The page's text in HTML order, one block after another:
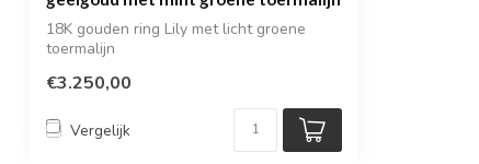
18K gouden ring Lily met licht groene
toermalijn
€3.250,00
Vergelijk